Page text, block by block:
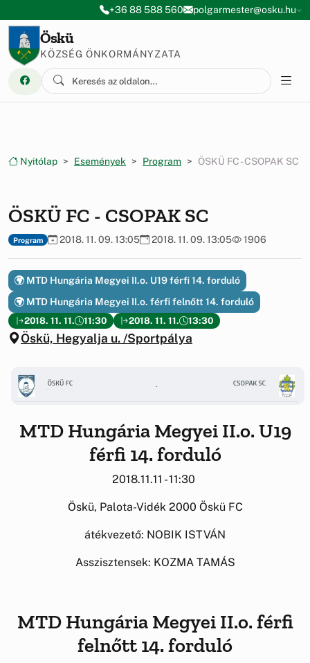
Ugrás a menüre
Ugrás a tartalomra+36 88 588 560 polgarmester@osku.hu
Öskü
KÖZSÉG ÖNKORMÁNYZATA
Nyitólap Események Program ÖSKÜ FC - CSOPAK SC
ÖSKÜ FC - CSOPAK SC
Program 2018. 11. 09. 13:05 2018. 11. 09. 13:05 1906
2018. 11. 11. 11:30 2018. 11. 11. 13:30
Öskü, Hegyalja u. /Sportpálya
MTD Hungária Megyei II.o. U19 férfi 14. forduló
MTD Hungária Megyei II.o. férfi felnőtt 14. forduló
MTD Hungária Megyei II.o. U19
férfi 14. forduló
2018.11.11 - 11:30
Öskü, Palota-Vidék 2000 Öskü FC
átékvezető: NOBIK ISTVÁN
Asszisztensek: KOZMA TAMÁS
MTD Hungária Megyei II.o. férfi
felnőtt 14. forduló